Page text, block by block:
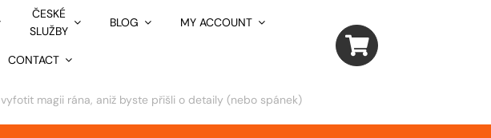
ČESKÉ
SLUŽBY
BLOG MY ACCOUNT
CONTACT
magii rána, aniž byste přišli o detaily (nebo spánek)